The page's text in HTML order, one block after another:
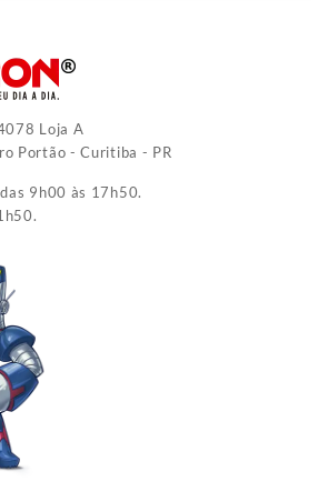
Loja A
Portão - Curitiba - PR
9h00 às 17h50.